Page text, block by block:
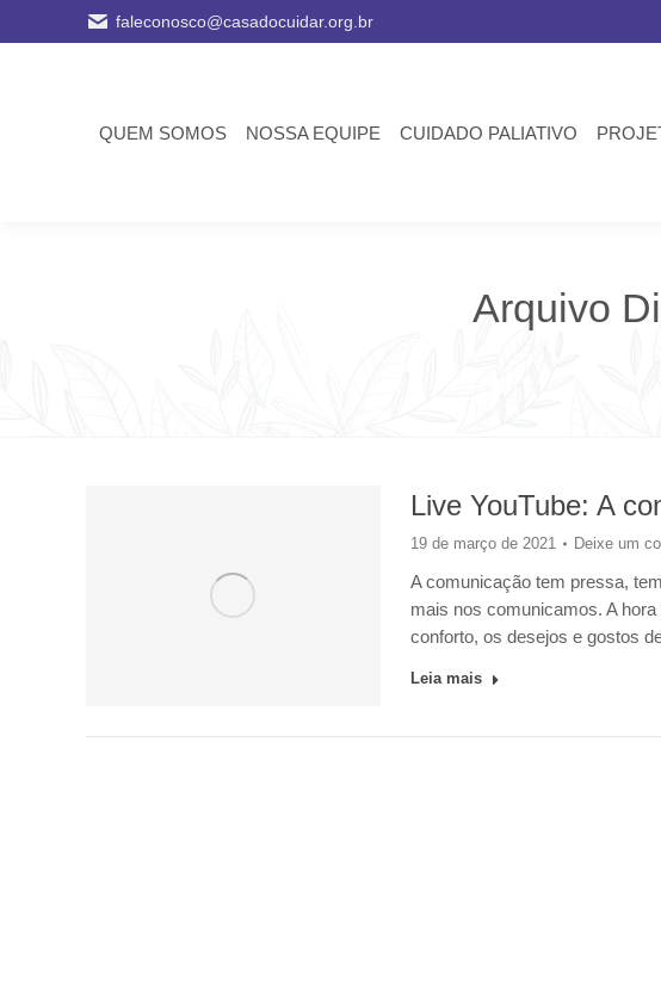
faleconosco@casadocuidar.org.br
QUEM SOMOS NOSSA EQUIPE CUIDADO PALIATIVO
Arquivo
Live YouTube: A
19 de março de 2021 Deixe um
A comunicação tem pressa,
mais nos comunicamos. A
conforto, os desejos e gostos
Leia mais